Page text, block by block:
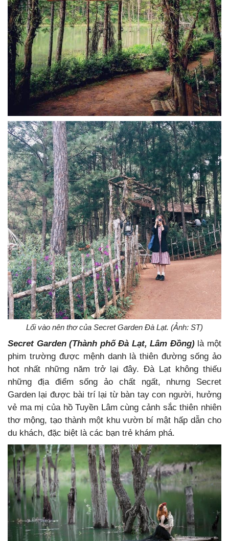
Lối vào nên thơ của Secret Garden Đà Lạt. (Ảnh: ST)
Secret Garden (Thành phố Đà Lạt, Lâm Đồng)là một
phim trường được mệnh danh là thiên đường sống ảo
hot nhất những năm trở lại đây. Đà Lạt không thiếu
những địa điểm sống ảo chất ngất, nhưng Secret
Garden lại được bài trí lại từ bàn tay con người, hưởng
vẻ ma mị của hồ Tuyền Lâm cùng cảnh sắc thiên nhiên
thơ mộng, tạo thành một khu vườn bí mật hấp dẫn cho
du khách, đặc biệt là các bạn trẻ khám phá.